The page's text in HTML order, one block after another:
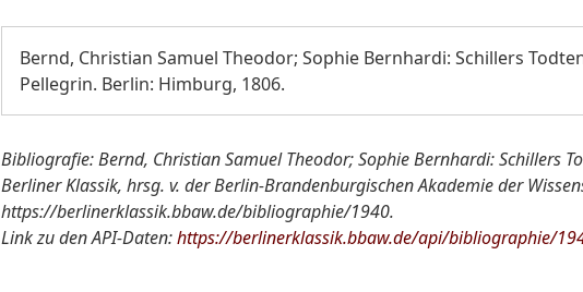
Bernd, Christian Samuel Theodor; Sophie Bernhardi: Schillers
Pellegrin. Berlin: Himburg, 1806.
Bibliografie: Bernd, Christian Samuel Theodor; Sophie Bernhardi: Schillers
Berliner Klassik, hrsg. v. der Berlin-Brandenburgischen Akademie der
https://berlinerklassik.bbaw.de/bibliographie/1940.
Link zu den API-Daten:https://berlinerklassik.bbaw.de/api/bibliographie/